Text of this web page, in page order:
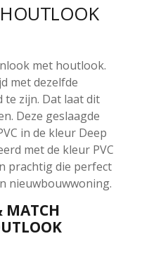
met houtlook.
met dezelfde
zijn. Dat laat dit
Deze geslaagde
in de kleur Deep
met de kleur PVC
prachtig die perfect
nieuwbouwwoning.
MATCH